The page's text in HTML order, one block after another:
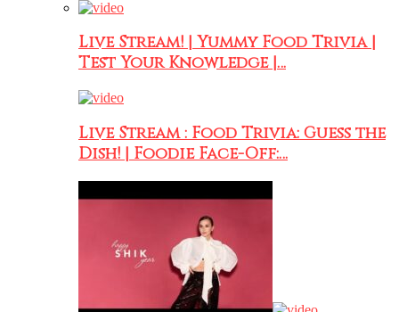
Live Stream! | Yummy Food Trivia |
Test Your Knowledge |…
Live Stream : Food Trivia: Guess the
Dish! | Foodie Face-Off:…